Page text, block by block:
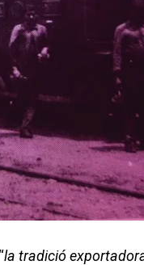
la tradició